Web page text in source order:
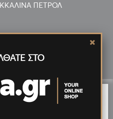
ΠΕΤΡΟΛ
ΣΤΟ